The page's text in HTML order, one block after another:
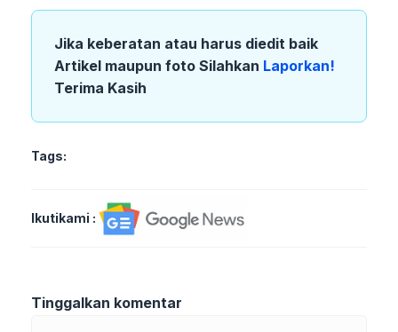
Jika keberatan atau harus diedit baik
Artikel maupun foto Silahkan Laporkan!
Terima Kasih
Tags:
Ikutikami :
Tinggalkan komentar